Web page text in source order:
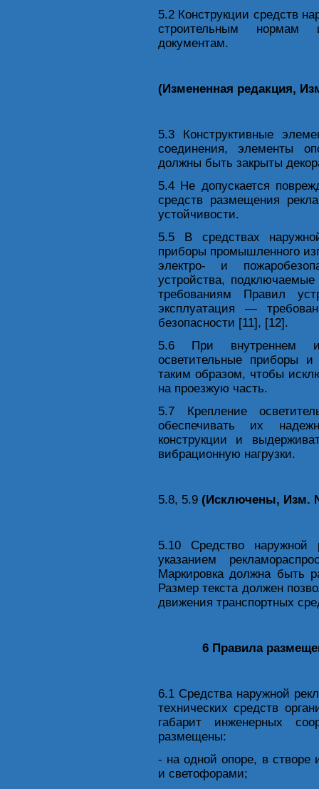
5.2 Конструкции средств
строительным нормам
документам.
(Измененная редакция,
5.3 Конструктивные
соединения, элементы
должны быть закрыты
5.4 Не допускается
средств размещения
устойчивости.
5.5 В средствах
приборы промышленного
электро- и
устройства, подключаемые
требованиям Правил
эксплуатация —
безопасности [11], [12].
5.6 При внутреннем
осветительные приборы
таким образом, чтобы
на проезжую часть.
5.7 Крепление
обеспечивать их
конструкции и
вибрационную нагрузки.
5.8, 5.9 (Исключены, Изм.
5.10 Средство
указанием
Маркировка должна быть
Размер текста должен
движения транспортных
6 Правила
6.1 Средства наружной
технических средств
габарит инженерных
размещены:
- на одной опоре, в
и светофорами;